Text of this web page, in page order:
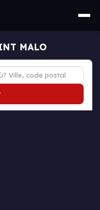
MALO